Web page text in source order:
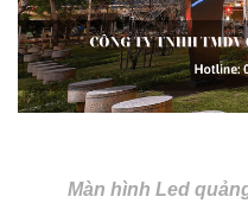
Màn hình Led